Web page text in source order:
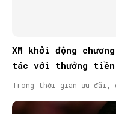
XM khởi động
tác với thưởng tiền
Trong thời gian ưu